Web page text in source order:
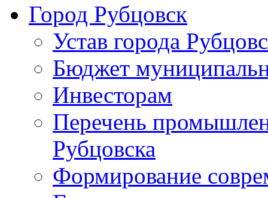
Город Рубцовск
Устав города
Бюджет
Инвесторам
Перечень
Рубцовска
Формирование